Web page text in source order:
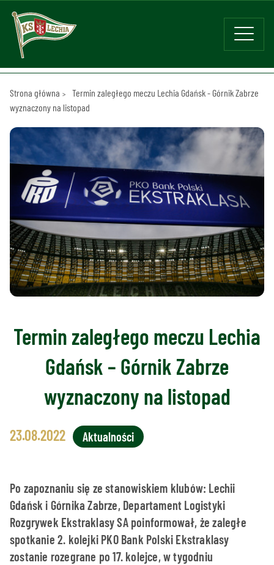
Strona główna
Termin zaległego meczu Lechia Gdańsk - Górnik Zabrze
wyznaczony na listopad
Termin zaległego meczu Lechia
Gdańsk – Górnik Zabrze
wyznaczony na listopad
23.08.2022 Aktualności
Po zapoznaniu się ze stanowiskiem klubów: Lechii
Gdańsk i Górnika Zabrze, Departament Logistyki
Rozgrywek Ekstraklasy SA poinformował, że zaległe
spotkanie 2. kolejki PKO Bank Polski Ekstraklasy
zostanie rozegrane po 17. kolejce, w tygodniu